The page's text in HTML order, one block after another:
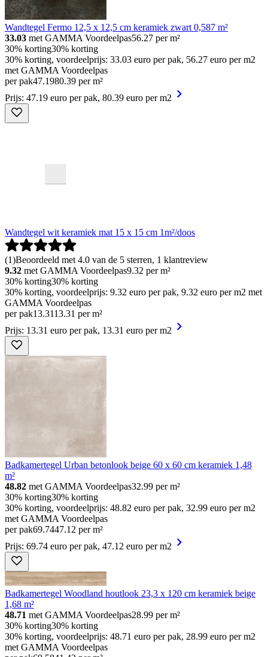
Wandtegel Fermo 12,5 x 12,5 cm keramiek zwart 0,587 m²
33.03 met GAMMA Voordeelpas56.27 per m²
30% korting30% korting
30% korting, voordeelprijs: 33.03 euro per pak, 56.27 euro per m2
met GAMMA Voordeelpas
per pak47.1980.39 per m²
Prijs: 47.19 euro per pak, 80.39 euro per m2
Wandtegel wit keramiek mat 15 x 15 cm 1m²/doos
(1)Beoordeeld met 4.0 van de 5 sterren, 1 klantreview
9.32 met GAMMA Voordeelpas9.32 per m²
30% korting30% korting
30% korting, voordeelprijs: 9.32 euro per pak, 9.32 euro per m2 met
GAMMA Voordeelpas
per pak13.3113.31 per m²
Prijs: 13.31 euro per pak, 13.31 euro per m2
Badkamertegel Urban betonlook beige 60 x 60 cm keramiek 1,48
m²
48.82 met GAMMA Voordeelpas32.99 per m²
30% korting30% korting
30% korting, voordeelprijs: 48.82 euro per pak, 32.99 euro per m2
met GAMMA Voordeelpas
per pak69.7447.12 per m²
Prijs: 69.74 euro per pak, 47.12 euro per m2
Badkamertegel Woodland houtlook 23,3 x 120 cm keramiek beige
1,68 m²
48.71 met GAMMA Voordeelpas28.99 per m²
30% korting30% korting
30% korting, voordeelprijs: 48.71 euro per pak, 28.99 euro per m2
met GAMMA Voordeelpas